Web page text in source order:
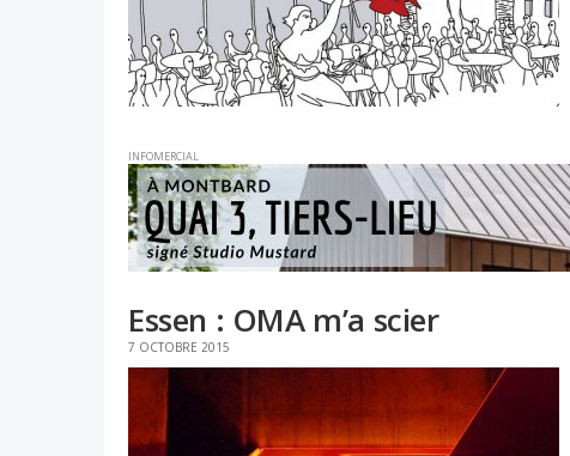
INFOMERCIAL
Essen : OMA m’a scier
7 OCTOBRE 2015